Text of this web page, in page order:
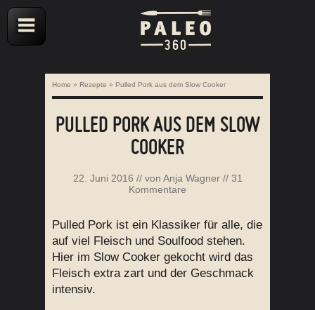
Home » Rezepte » Pulled Pork aus dem Slow Cooker
PULLED PORK AUS DEM SLOW
COOKER
22. Juni 2016 // von Anja Wagner// 31
Kommentare
Pulled Pork ist ein Klassiker für alle, die
auf viel Fleisch und Soulfood stehen.
Hier im Slow Cooker gekocht wird das
Fleisch extra zart und der Geschmack
intensiv.